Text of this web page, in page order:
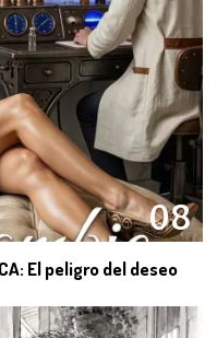
08
El peligro del deseo